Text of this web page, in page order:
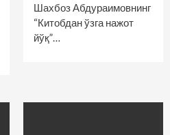
Шахбоз Абдураимовнинг
“Китобдан ўзга нажот
йўқ”…